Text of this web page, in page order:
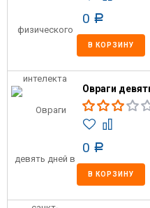
0 Р
В КОРЗИНУ
Овраги
0 Р
В КОРЗИНУ